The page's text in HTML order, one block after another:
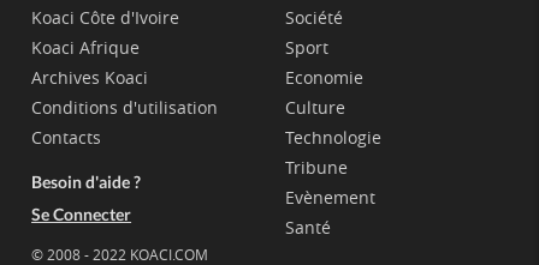
Koaci Côte d'Ivoire
Koaci Afrique
Archives Koaci
Conditions d'utilisation
Contacts
Besoin d'aide ?
Se Connecter
© 2008 - 2022 KOACI.COM
Société
Sport
Economie
Culture
Technologie
Tribune
Evènement
Santé